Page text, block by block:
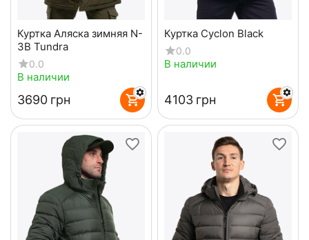
Куртка Аляска зимняя N-
3B Tundra
0.0
В наличии
‍3690‍ грн
Куртка Cyclon Black
0.0
В наличии
‍4103‍ грн